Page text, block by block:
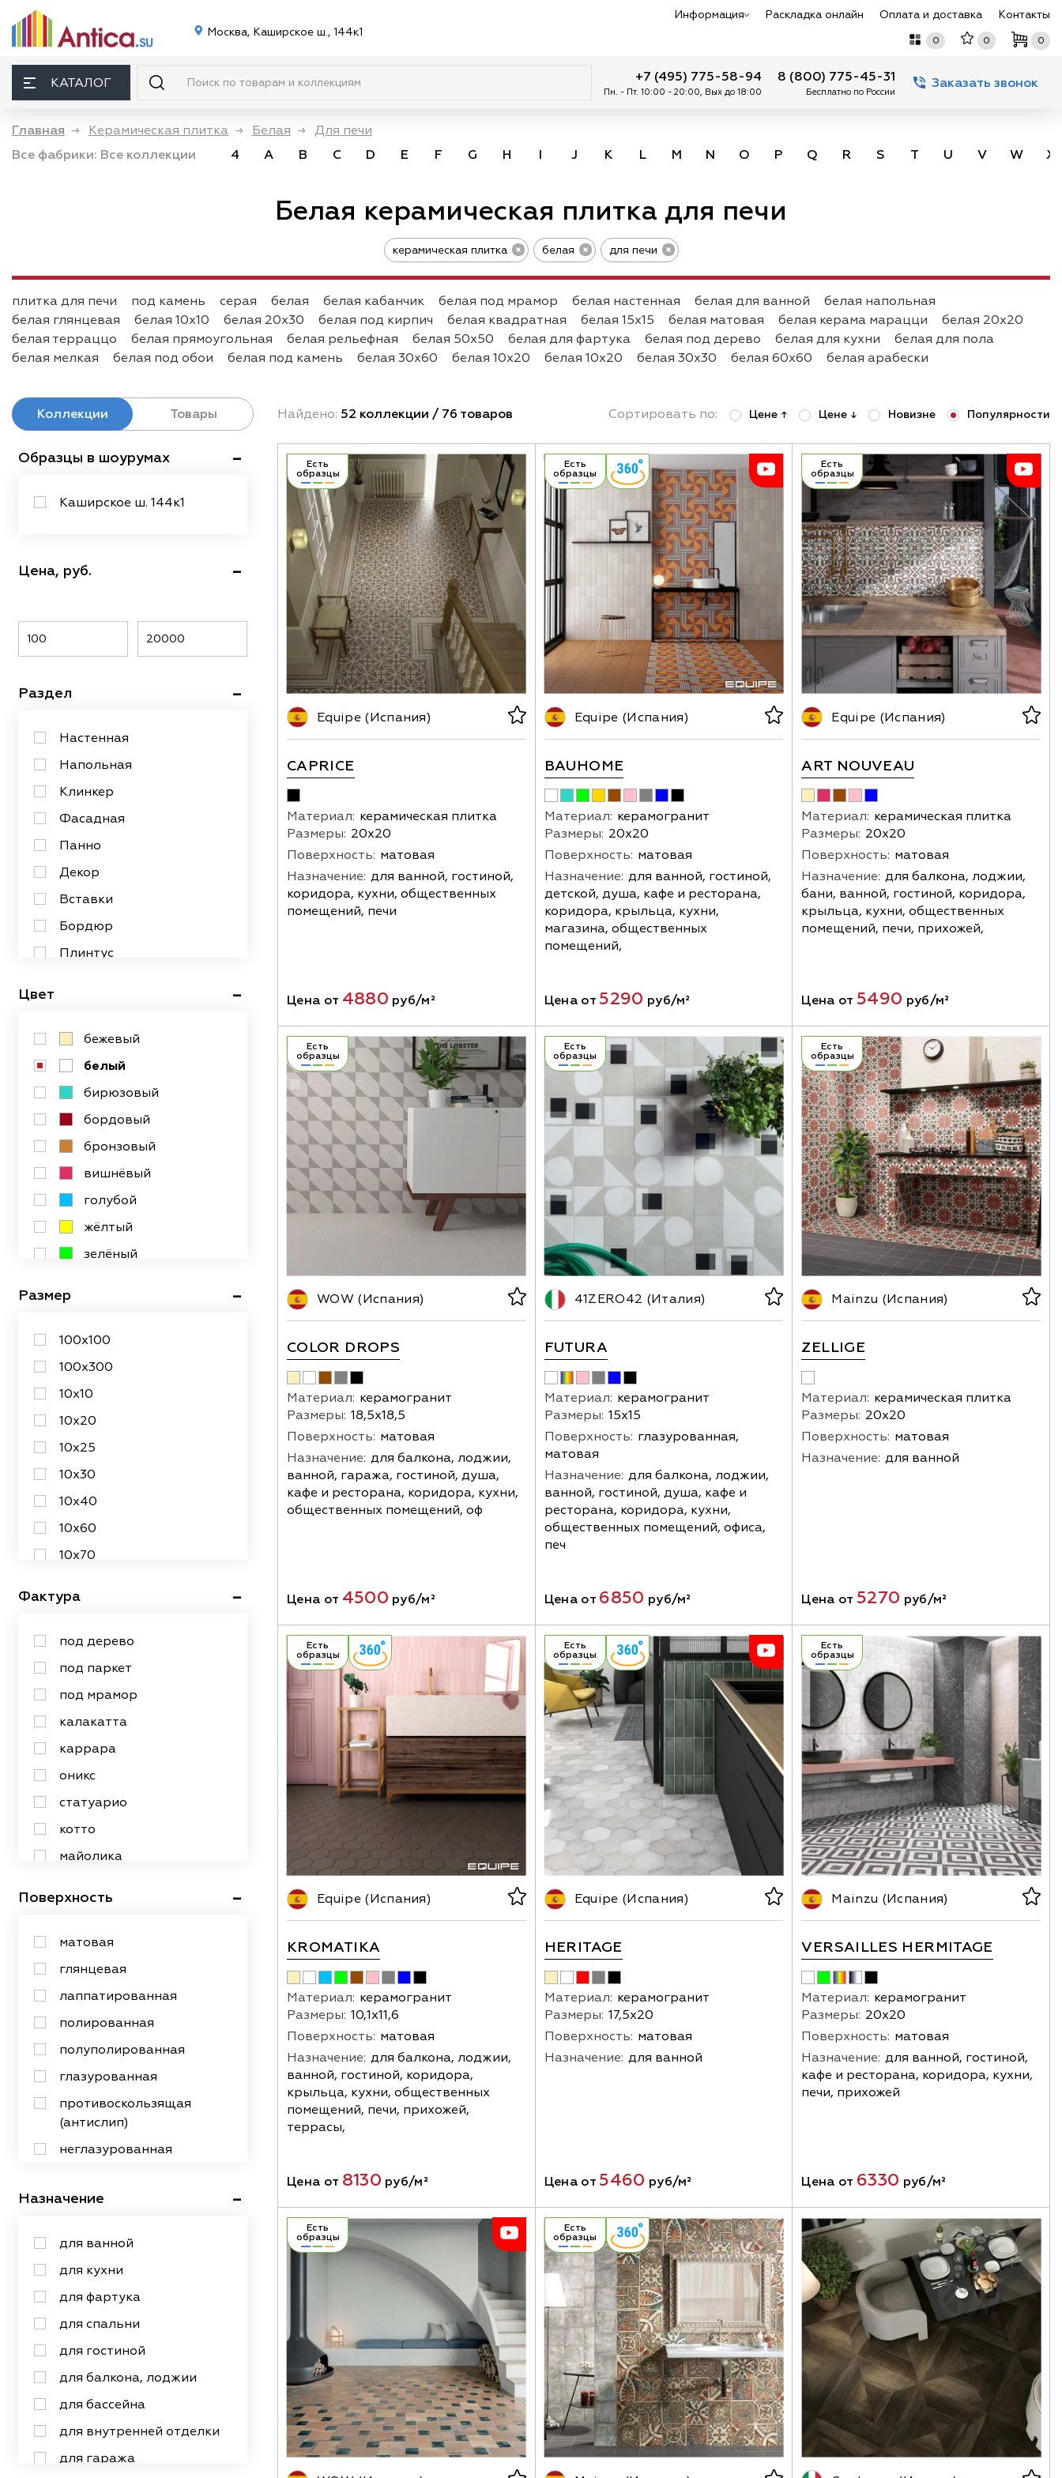
Москва, Каширское ш., 144к1
Информация Раскладка онлайн Оплата и доставка Контакты
0 0 0
КАТАЛОГ +7 (495) 775-58-94
Пн. - Пт. 10:00 - 20:00, Вых до 18:00
8 (800) 775-45-31
Бесплатно по России
Заказать звонок
Главная → Керамическая плитка → Белая → Для печи
Все фабрики: Все коллекции 4 A B C D E F G H I J K L M N O P Q R S T U V W X
Белая керамическая плитка для печи
керамическая плитка белая для печи
плитка для печи под камень серая белая белая кабанчик белая под мрамор белая настенная белая для ванной
белая напольная
белая глянцевая
белая 10х10 белая 20х30 белая под кирпич белая квадратная белая 15х15 белая матовая белая керама марацци
белая 20х20
белая терраццо
белая прямоугольная белая рельефная белая 50х50 белая для фартука белая под дерево белая для кухни
белая для пола
белая мелкая
белая под обои белая под камень белая 30х60 белая 10х20 белая 10х20 белая 30х30 белая 60х60
белая арабески
белая под мозаику
белая ромбы керама марацци
Коллекции
Товары
Образцы в шоурумах
Каширское ш. 144к1
Цена, руб.
Раздел
Настенная
Напольная
Клинкер
Фасадная
Панно
Декор
Вставки
Бордюр
Плинтус
Цвет
бежевый
белый
бирюзовый
бордовый
бронзовый
вишнёвый
голубой
жёлтый
зелёный
красный
оранжевый
разноцветный
розовый
серебряный
серый
синий
сиреневый
темно-серый
Размер
100х100
100х300
10х10
10х20
10х25
10х30
10х40
10х60
10х70
12,5х50
120х120
120х240
120х278
120х280
12х12
12х25
13х13
14х14
14х16
15х15
16х16
20х120
20х23
20х25
20х30
20х40
20х44
20х50
20х60
20х80
22х22
Фактура
под дерево
под паркет
под мрамор
калакатта
каррара
оникс
статуарио
котто
майолика
под изразец
под камень
под кирпич
под металл
под мозаику
под обои
под старину
под ткань
под травертин
Поверхность
матовая
глянцевая
лаппатированная
полированная
полуполированная
глазурованная
противоскользящая
(антислип)
неглазурованная
сатинированная
Назначение
для ванной
для кухни
для фартука
для спальни
для гостиной
для балкона, лоджии
для бассейна
для внутренней отделки
для гаража
Найдено: 52 коллекции / 76 товаров Сортировать по: Цене ↑ Цене ↓ Новизне Популярности
Есть
образцы
Equipe (Испания)
CAPRICE
Материал: керамическая плитка
Размеры: 20х20
Поверхность: матовая
Назначение: для ванной, гостиной,
коридора, кухни, общественных
помещений, печи
Цена от 4880 руб/м²
Есть
образцы
Equipe (Испания)
BAUHOME
Материал: керамогранит
Размеры: 20х20
Поверхность: матовая
Назначение: для ванной, гостиной,
детской, душа, кафе и ресторана,
коридора, крыльца, кухни,
магазина, общественных
помещений,
Цена от 5290 руб/м²
Есть
образцы
Equipe (Испания)
ART NOUVEAU
Материал: керамическая плитка
Размеры: 20х20
Поверхность: матовая
Назначение: для балкона, лоджии,
бани, ванной, гостиной, коридора,
крыльца, кухни, общественных
помещений, печи, прихожей,
Цена от 5490 руб/м²
Есть
образцы
WOW (Испания)
COLOR DROPS
Материал: керамогранит
Размеры: 18,5х18,5
Поверхность: матовая
Назначение: для балкона, лоджии,
ванной, гаража, гостиной, душа,
кафе и ресторана, коридора, кухни,
общественных помещений, оф
Цена от 4500 руб/м²
Есть
образцы
41ZERO42 (Италия)
FUTURA
Материал: керамогранит
Размеры: 15х15
Поверхность: глазурованная,
матовая
Назначение: для балкона, лоджии,
ванной, гостиной, душа, кафе и
ресторана, коридора, кухни,
общественных помещений, офиса,
печ
Цена от 6850 руб/м²
Есть
образцы
Mainzu (Испания)
ZELLIGE
Материал: керамическая плитка
Размеры: 20х20
Поверхность: матовая
Назначение: для ванной
Цена от 5270 руб/м²
Есть
образцы
Equipe (Испания)
KROMATIKA
Материал: керамогранит
Размеры: 10,1х11,6
Поверхность: матовая
Назначение: для балкона, лоджии,
ванной, гостиной, коридора,
крыльца, кухни, общественных
помещений, печи, прихожей,
террасы,
Цена от 8130 руб/м²
Есть
образцы
Equipe (Испания)
HERITAGE
Материал: керамогранит
Размеры: 17,5х20
Поверхность: матовая
Назначение: для ванной
Цена от 5460 руб/м²
Есть
образцы
Mainzu (Испания)
VERSAILLES HERMITAGE
Материал: керамогранит
Размеры: 20х20
Поверхность: матовая
Назначение: для ванной, гостиной,
кафе и ресторана, коридора, кухни,
печи, прихожей
Цена от 6330 руб/м²
Есть
образцы
Есть
образцы